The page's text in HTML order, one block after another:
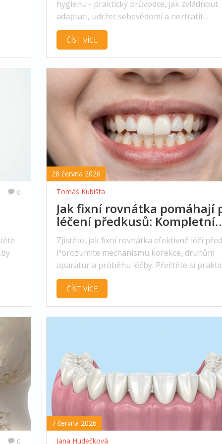
hygienu - praktický průvodce, jak zvládnout
adaptaci, udržet sebevědomí a neztratit
produktivitu během ortodontické léčby.
ČÍST VÍCE
0
28 června 2026
Tomáš Kubišta
Jak fixní rovnátka pomáhají
léčení předkusů: Kompletní
průvodce
Zjistěte, jak fixní rovnátka efektivně léčí
Porozumíte mechanismu korekce, druhům
aparatur a průběhu léčby. Přečtěte si
rady pro úspěšnou ortodoncii.
ČÍST VÍCE
0
7 června 2026
Jana Hudečková